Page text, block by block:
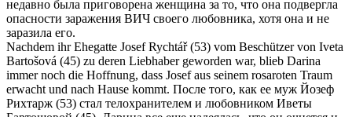
недавно была приговорена женщина за то, что она подвергла
опасности заражения ВИЧ своего любовника, хотя она и не
заразила его.
Nachdem ihr Ehegatte Josef Rychtář (53) vom Beschützer von Iveta
Bartošová (45) zu deren Liebhabergeworden war, blieb Darina
immer noch die Hoffnung, dass Josef aus seinem rosaroten Traum
erwacht und nach Hause kommt. После того, как ее муж Йозеф
Рихтарж (53) стал телохранителем и любовником Иветы